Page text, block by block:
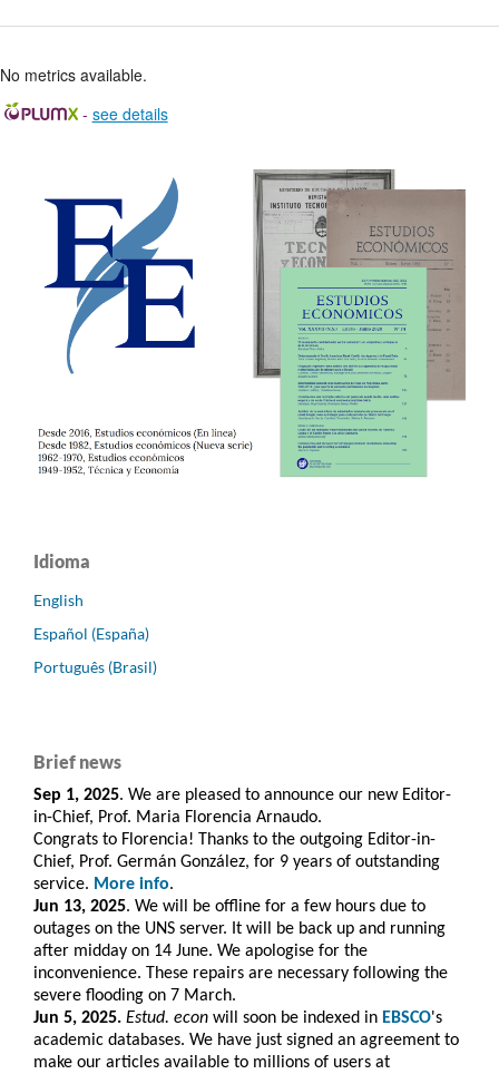
No metrics available.
- see details
Idioma
English
Español (España)
Português (Brasil)
Brief news
Sep 1, 2025. We are pleased to announce our new Editor-
in-Chief, Prof. Maria Florencia Arnaudo.
Congrats to Florencia! Thanks to the outgoing Editor-in-
Chief, Prof. Germán González, for 9 years of outstanding
service. More info.
Jun 13, 2025. We will be offline for a few hours due to
outages on the UNS server. It will be back up and running
after midday on 14 June. We apologise for the
inconvenience. These repairs are necessary following the
severe flooding on 7 March.
Jun 5, 2025. Estud. econ will soon be indexed in EBSCO's
academic databases. We have just signed an agreement to
make our articles available to millions of users at